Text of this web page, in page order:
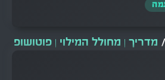
/ מדריך | מחולל המילוי | פוטושופ